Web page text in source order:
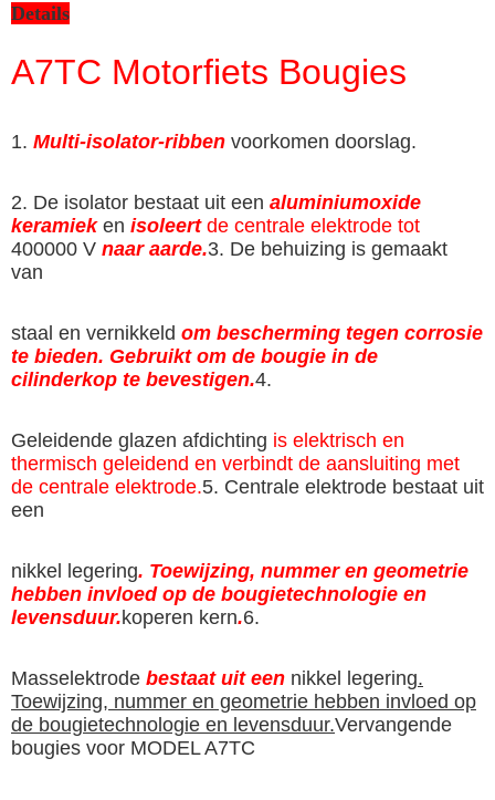
Details
A7TC Motorfiets Bougies
1. Multi-isolator-ribben voorkomen doorslag.
2. De isolator bestaat uit een aluminiumoxide
keramieken isoleertde centrale elektrode tot
400000 V naar aarde.3. De behuizing is gemaakt
van
staal en vernikkeld om bescherming tegen corrosie
te bieden. Gebruikt om de bougie in de
cilinderkop te bevestigen.4.
Geleidende glazen afdichting is elektrisch en
thermisch geleidend en verbindt de aansluiting met
de centrale elektrode.5. Centrale elektrode bestaat uit
een
nikkel legering. Toewijzing, nummer en geometrie
hebben invloed op de bougietechnologie en
levensduur.koperen kern.6.
Masselektrode bestaat uit een nikkel legering.
Toewijzing, nummer en geometrie hebben invloed op
de bougietechnologie en levensduur.Vervangende
bougies voor MODEL A7TC